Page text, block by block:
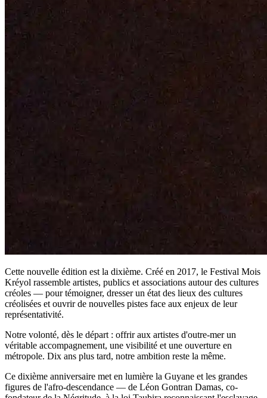
Cette nouvelle édition est la dixième. Créé en 2017, le Festival Mois
Kréyol rassemble artistes, publics et associations autour des cultures
créoles — pour témoigner, dresser un état des lieux des cultures
créolisées et ouvrir de nouvelles pistes face aux enjeux de leur
représentativité.
Notre volonté, dès le départ : offrir aux artistes d'outre-mer un
véritable accompagnement, une visibilité et une ouverture en
métropole. Dix ans plus tard, notre ambition reste la même.
Ce dixième anniversaire met en lumière la Guyane et les grandes
figures de l'afro-descendance — de Léon Gontran Damas, co-